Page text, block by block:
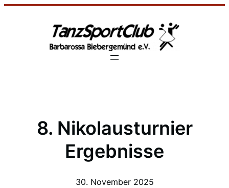
8. Nikolausturnier
Ergebnisse
30. November 2025